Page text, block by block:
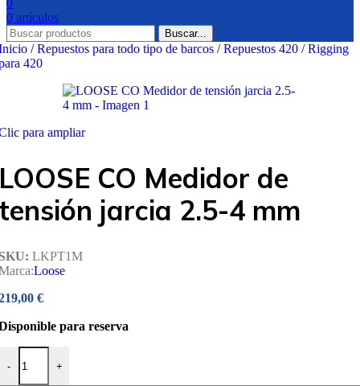
0
0 artículos
Buscar...
/ Repuestos para todo tipo de barcos / Repuestos 420 / Rigging
420
para ampliar
CO Medidor de
jarcia 2.5-4 mm
LKPT1M
Loose
€
para reserva
-
CO Medidor de tensión jarcia 2.5-4 mm cantidad
+